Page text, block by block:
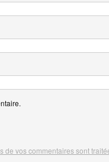
de vos commentaires sont